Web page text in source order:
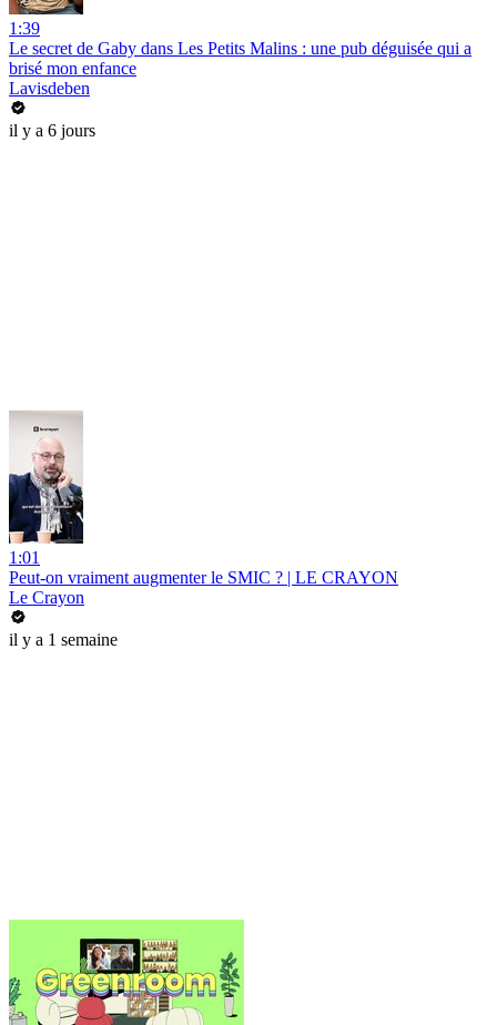
1:39
Le secret de Gaby dans Les Petits Malins : une pub déguisée qui a
brisé mon enfance
Lavisdeben
il y a 6 jours
1:01
Peut-on vraiment augmenter le SMIC ? | LE CRAYON
Le Crayon
il y a 1 semaine